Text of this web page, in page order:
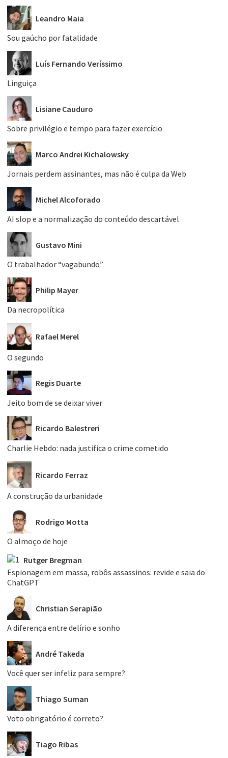
Leandro Maia
Sou gaúcho por fatalidade
Luís Fernando Veríssimo
Linguiça
Lisiane Cauduro
Sobre privilégio e tempo para fazer exercício
Marco Andrei Kichalowsky
Jornais perdem assinantes, mas não é culpa da Web
Michel Alcoforado
AI slop e a normalização do conteúdo descartável
Gustavo Mini
O trabalhador “vagabundo”
Philip Mayer
Da necropolítica
Rafael Merel
O segundo
Regis Duarte
Jeito bom de se deixar viver
Ricardo Balestreri
Charlie Hebdo: nada justifica o crime cometido
Ricardo Ferraz
A construção da urbanidade
Rodrigo Motta
O almoço de hoje
Rutger Bregman
Espionagem em massa, robôs assassinos: revide e saia do
ChatGPT
Christian Serapião
A diferença entre delírio e sonho
André Takeda
Você quer ser infeliz para sempre?
Thiago Suman
Voto obrigatório é correto?
Tiago Ribas